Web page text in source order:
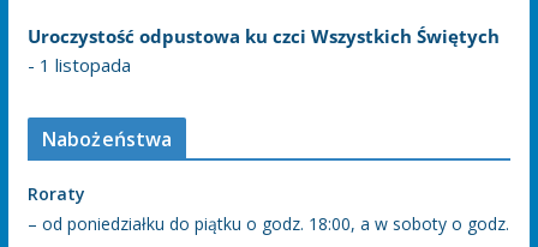
Uroczystość odpustowa ku czci Wszystkich Świętych
- 1 listopada
Nabożeństwa
Roraty
– od poniedziałku do piątku o godz. 18:00, a w soboty o godz.